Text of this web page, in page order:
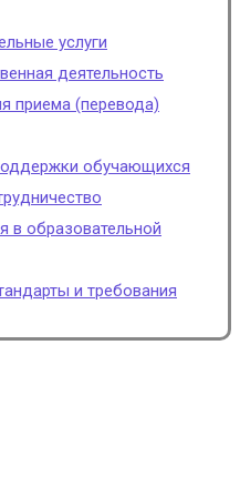
услуги
деятельность
приема (перевода)
обучающихся
в образовательной
и требования